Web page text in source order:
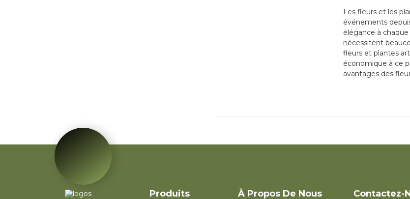
Les fleurs et les
événements
élégance à
nécessitent
fleurs et plantes
économique à ce
avantages des
Produits À Propos De Nous Contactez-